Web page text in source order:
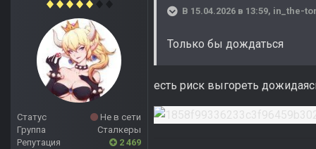
Статус
Не в сети
Группа
Сталкеры
Репутация
2 469
В 15.04.2026 в 13:59, in_the-
Только бы дождаться
есть риск выгореть